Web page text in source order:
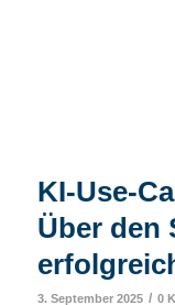
KI-Use-
Über den
3. September 2025 / 0